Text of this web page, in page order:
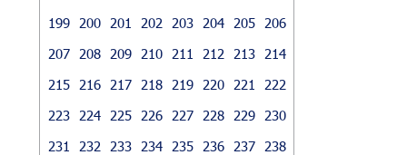
199
200 201 202 203 204 205
206
207
208 209 210 211 212 213
214
215
216 217 218 219 220 221
222
223
224 225 226 227 228 229
230
231
232 233 234 235 236 237
238